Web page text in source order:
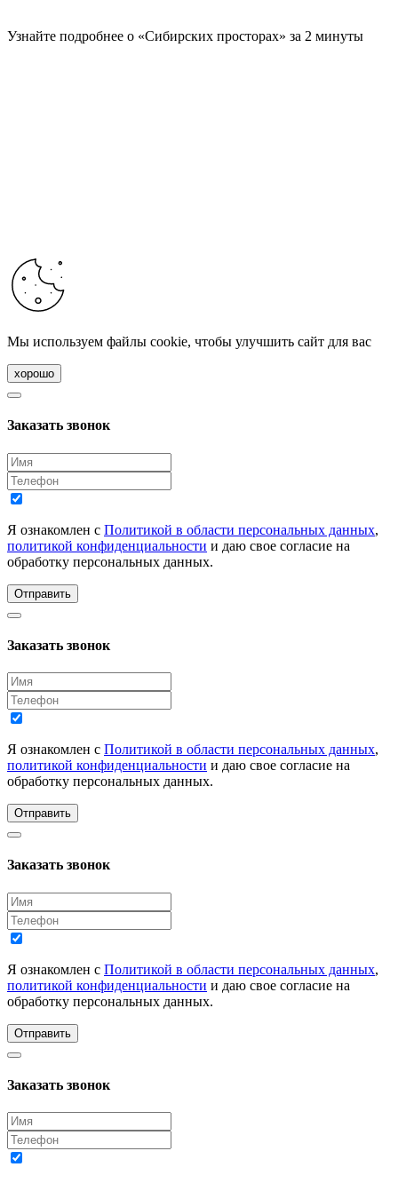
Узнайте подробнее о «Сибирских просторах» за 2 минуты
Мы используем файлы cookie, чтобы улучшить сайт для вас
хорошо
Заказать звонок
Я ознакомлен с Политикой в области персональных данных,
политикой конфиденциальности и даю свое согласие на
обработку персональных данных.
Отправить
Заказать звонок
Я ознакомлен с Политикой в области персональных данных,
политикой конфиденциальности и даю свое согласие на
обработку персональных данных.
Отправить
Заказать звонок
Я ознакомлен с Политикой в области персональных данных,
политикой конфиденциальности и даю свое согласие на
обработку персональных данных.
Отправить
Заказать звонок